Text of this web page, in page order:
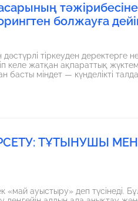
болжауға
тіркеуден деректерге
келе жатқан ақпараттық
басты міндет — күнделікті
олқылықтарды факт орын
ТҰТЫНУШЫ
«май ауыстыру» деп түсінеді.